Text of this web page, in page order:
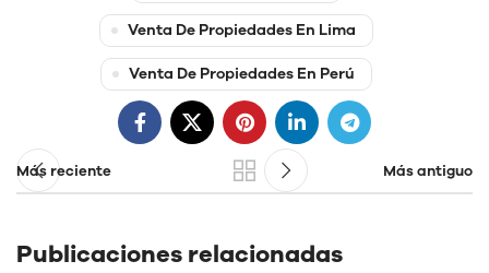
Venta De Propiedades En Lima
Venta De Propiedades En Perú
Más reciente Más antiguo
Publicaciones relacionadas